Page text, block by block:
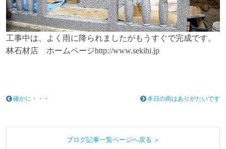
工事中は、よく雨に降られましたがもうすぐで完成です。
林石材店 ホームページhttp://www.sekihi.jp
確かに・・・ 本日の雨はありがたいです
ブログ記事一覧ページへ戻る ＞